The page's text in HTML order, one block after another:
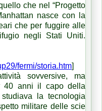
che nel “Progetto
nasce con la
che per fuggire alle
negli Stati Uniti.
fermi/storia.htm]
sovversive, ma
40 anni il capo della
la tecnologia
militare delle scie